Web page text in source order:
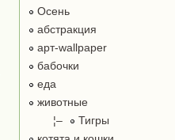
Осень
абстракция
арт-wallpaper
бабочки
еда
животные
¦–
Тигры